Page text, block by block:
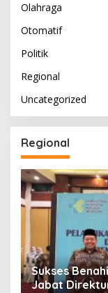
Olahraga
Otomatif
Politik
Regional
Uncategorized
Regional
Sukses
Jabat